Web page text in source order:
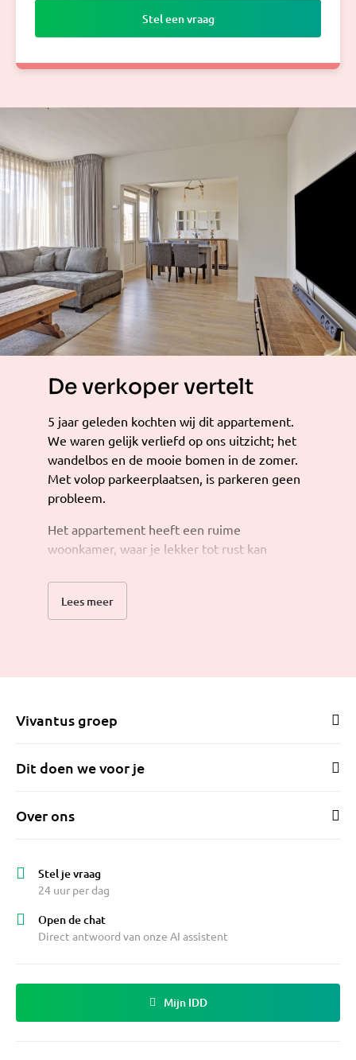
Stel een vraag
De verkoper vertelt
5 jaar geleden kochten wij dit appartement.
We waren gelijk verliefd op ons uitzicht; het
wandelbos en de mooie bomen in de zomer.
Met volop parkeerplaatsen, is parkeren geen
probleem.
Het appartement heeft een ruime
woonkamer, waar je lekker tot rust kan
genoeg. De badkamer en keuken zijn recent
nog gemoderniseerd, waardoor het aan
gemak niet ontbreekt. De ingang van de
zomeravonden tot laat in de avond genieten.
Lees meer
Vivantus groep
Dit doen we voor je
Over ons
Stel je vraag
24 uur per dag
Open de chat
Direct antwoord van onze AI assistent
Mijn IDD